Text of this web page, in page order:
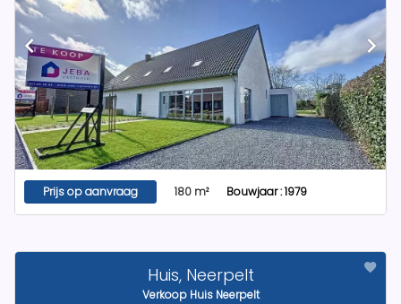
Prijs op aanvraag 180 m² Bouwjaar : 1979
Huis, Neerpelt
Verkoop Huis Neerpelt